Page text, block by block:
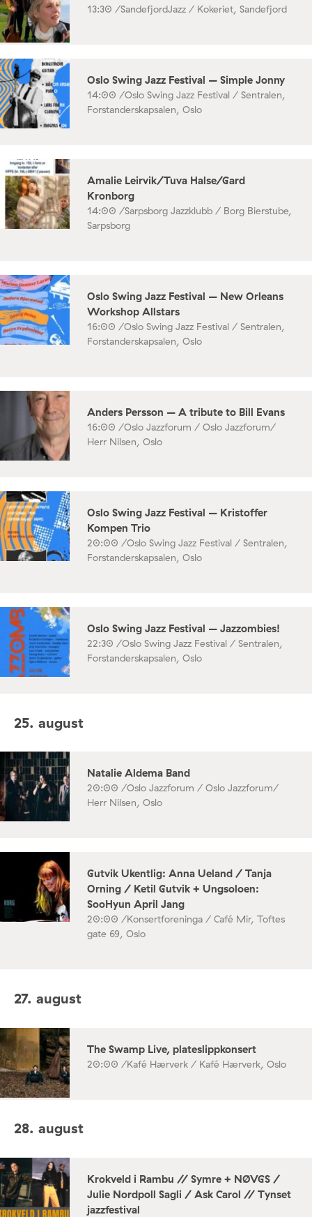
13:30 /SandefjordJazz / Kokeriet, Sandefjord
Oslo Swing Jazz Festival – Simple Jonny
14:00 /Oslo Swing Jazz Festival / Sentralen,
Forstanderskapsalen, Oslo
Amalie Leirvik/Tuva Halse/Gard
Kronborg
14:00 /Sarpsborg Jazzklubb / Borg Bierstube,
Sarpsborg
Oslo Swing Jazz Festival – New Orleans
Workshop Allstars
16:00 /Oslo Swing Jazz Festival / Sentralen,
Forstanderskapsalen, Oslo
Anders Persson – A tribute to Bill Evans
16:00 /Oslo Jazzforum / Oslo Jazzforum/
Herr Nilsen, Oslo
Oslo Swing Jazz Festival – Kristoffer
Kompen Trio
20:00 /Oslo Swing Jazz Festival / Sentralen,
Forstanderskapsalen, Oslo
Oslo Swing Jazz Festival – Jazzombies!
22:30 /Oslo Swing Jazz Festival / Sentralen,
Forstanderskapsalen, Oslo
25. august
Natalie Aldema Band
20:00 /Oslo Jazzforum / Oslo Jazzforum/
Herr Nilsen, Oslo
Gutvik Ukentlig: Anna Ueland / Tanja
Orning / Ketil Gutvik + Ungsoloen:
SooHyun April Jang
20:00 /Konsertforeninga / Café Mir, Toftes
gate 69, Oslo
27. august
The Swamp Live, plateslippkonsert
20:00 /Kafé Hærverk / Kafé Hærverk, Oslo
28. august
Krokveld i Rambu // Symre + NØVGS /
Julie Nordpoll Sagli / Ask Carol // Tynset
jazzfestival